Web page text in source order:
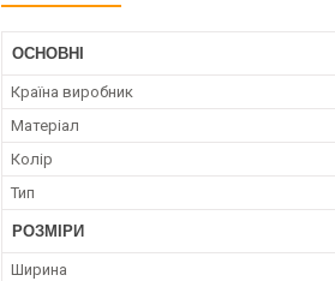
ОСНОВНІ
Країна виробник
Матеріал
Колір
Тип
РОЗМІРИ
Ширина